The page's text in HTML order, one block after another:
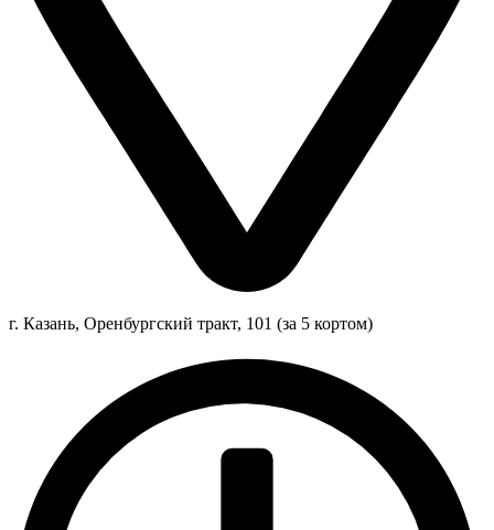
г. Казань, Оренбургский тракт, 101 (за 5 кортом)